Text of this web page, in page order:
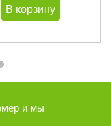
В корзину
и мы